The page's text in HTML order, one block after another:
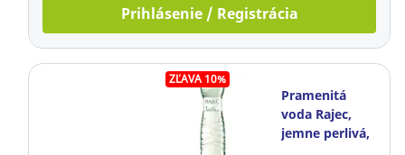
Prihlásenie / Registrácia
ZĽAVA 10%
Pramenitá
voda Rajec,
jemne perlivá,